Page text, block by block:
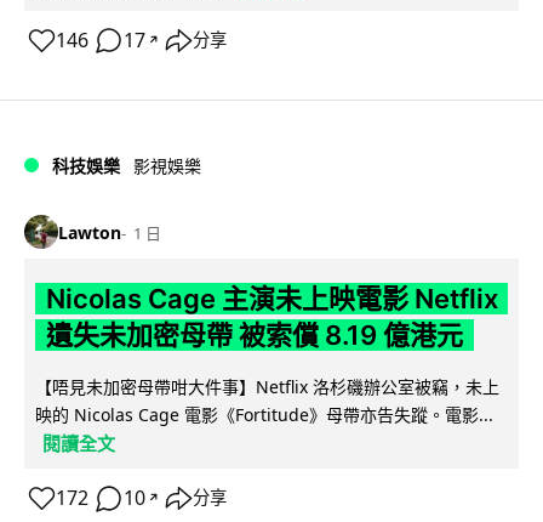
146 17 ↗ 分享
科技娛樂 影視娛樂
Lawton 1 日
Nicolas Cage 主演未上映電影 Netflix
遺失未加密母帶 被索償 8.19 億港元
【唔見未加密母帶咁大件事】Netflix 洛杉磯辦公室被竊，未上
映的 Nicolas Cage 電影《Fortitude》母帶亦告失蹤。電影...
閱讀全文
172 10 ↗ 分享